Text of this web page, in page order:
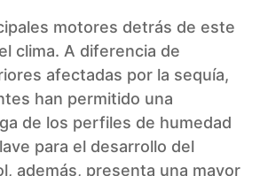
motores detrás de este
clima. A diferencia de
afectadas por la sequía,
han permitido una
de los perfiles de humedad
para el desarrollo del
además, presenta una mayor